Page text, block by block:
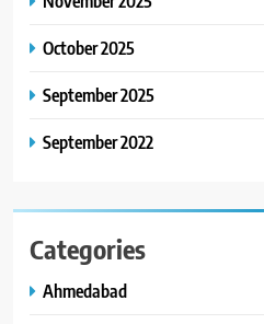
October 2025
September 2025
September 2022
Categories
Ahmedabad